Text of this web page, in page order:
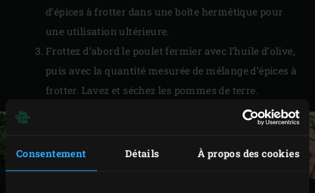
Consentement Détails À propos des cookies
d’épices à frotter dans une boîte hermétique pour
une utilisation ultérieure.
Frottez d’abord le poulet fermier avec l’huile d’olive,
puis avec la quantité mesurée de mélange d’épices à
frotter. Lavez et séchez les pommes de terre.